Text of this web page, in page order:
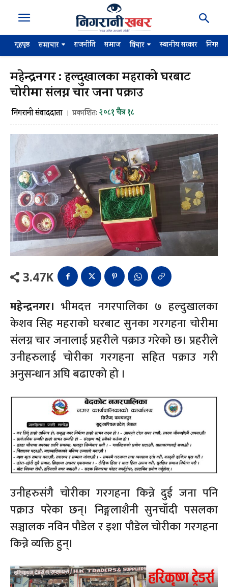
गृहपृष्ठ समाचार राजनीति समाज विचार स्थानीय सरकार
महेन्द्रनगर : हल्दुखालका महराको घरबाट
चोरीमा संलग्न चार जना पक्राउ
निगरानी संवाददाता प्रकाशित:२०८१ चैत्र १८
3.47K
महेन्द्रनगर। भीमदत्त नगरपालिका ७ हल्दुखालका
केशव सिह महराको घरबाट सुनका गरगहना चोरीमा
संलग्न चार जनालाई प्रहरीले पक्राउ गरेको छ। प्रहरीले
उनीहरुलाई चोरीका गरगहना सहित पक्राउ गरी
अनुसन्धान अघि बढाएको हो ।
उनीहरुसंगै चोरीका गरगहना किन्ने दुई जना पनि
पक्राउ परेका छन्। निङ्गलाशैनी सुनचाँदी पसलका
सञ्चालक नविन पौडेल र इशा पौडेल चोरीका गरगहना
किन्ने व्यक्ति हुन्।